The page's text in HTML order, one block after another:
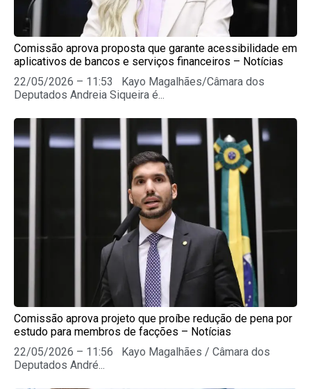
Comissão aprova proposta que garante acessibilidade em
aplicativos de bancos e serviços financeiros – Notícias
22/05/2026 – 11:53 Kayo Magalhães/Câmara dos
Deputados Andreia Siqueira é...
Comissão aprova projeto que proíbe redução de pena por
estudo para membros de facções – Notícias
22/05/2026 – 11:56 Kayo Magalhães / Câmara dos
Deputados André...